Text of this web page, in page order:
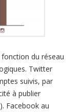
du réseau
Twitter
suivis, par
à publier
Facebook au